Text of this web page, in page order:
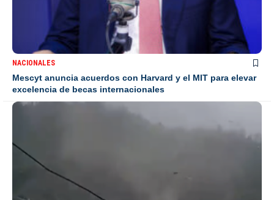
NACIONALES
Mescyt anuncia acuerdos con Harvard y el MIT para elevar
excelencia de becas internacionales